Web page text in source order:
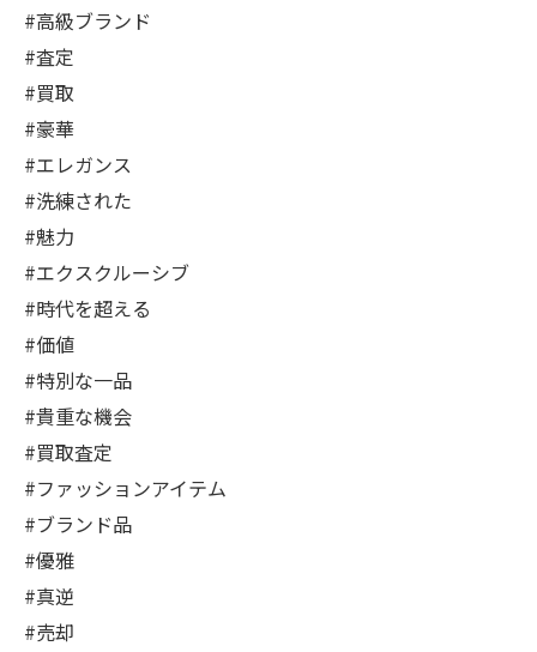
#高級ブランド
#査定
#買取
#豪華
#エレガンス
#洗練された
#魅力
#エクスクルーシブ
#時代を超える
#価値
#特別な一品
#貴重な機会
#買取査定
#ファッションアイテム
#ブランド品
#優雅
#真逆
#売却